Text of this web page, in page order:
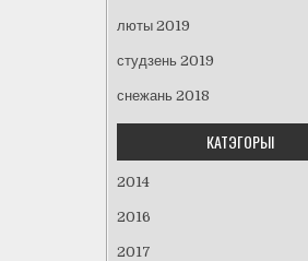
люты 2019
студзень 2019
снежань 2018
КАТЭГОРЫІ
2014
2016
2017